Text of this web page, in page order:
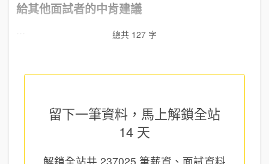
給其他面試者的中肯建議
總共 127 字
留下一筆資料，馬上解鎖全站
14 天
解鎖全站共 237025 筆薪資、面試資料